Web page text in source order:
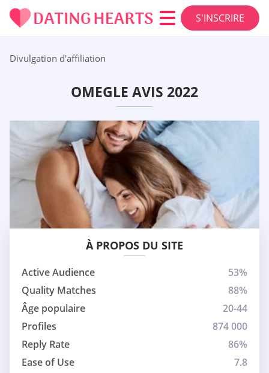
S'INSCRIRE
Divulgation d'affiliation
OMEGLE AVIS 2022
À PROPOS DU SITE
Active Audience
53%
Quality Matches
88%
Âge populaire
20-44
Profiles
874 000
Reply Rate
86%
Ease of Use
7.8